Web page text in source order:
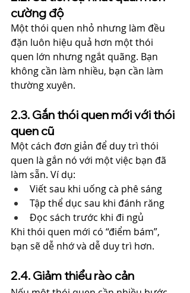
cường độ
Một thói quen nhỏ nhưng làm đều
đặn luôn hiệu quả hơn một thói
quen lớn nhưng ngắt quãng. Bạn
không cần làm nhiều, bạn cần làm
thường xuyên.
2.3. Gắn thói quen mới với thói
quen cũ
Một cách đơn giản để duy trì thói
quen là gắn nó với một việc bạn đã
làm sẵn. Ví dụ:
Viết sau khi uống cà phê sáng
Tập thể dục sau khi đánh răng
Đọc sách trước khi đi ngủ
Khi thói quen mới có “điểm bám”,
bạn sẽ dễ nhớ và dễ duy trì hơn.
2.4. Giảm thiểu rào cản